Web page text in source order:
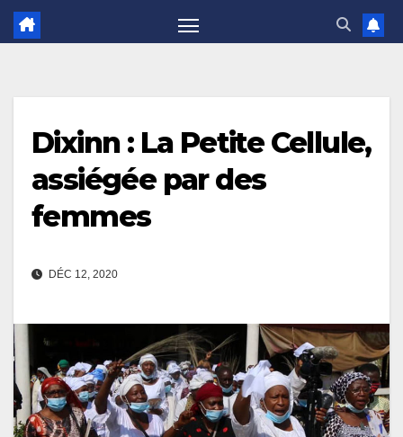
Dixinn : La Petite Cellule,
assiégée par des
femmes
DÉC 12, 2020